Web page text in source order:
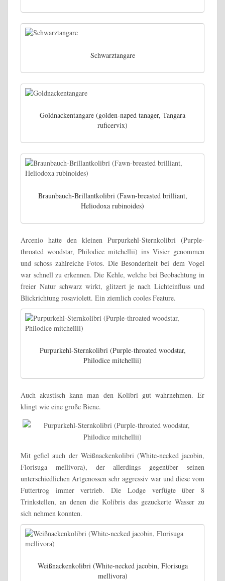
Schwarztangare
Goldnackentangare (golden-naped tanager, Tangara
ruficervix)
Braunbauch-Brillantkolibri (Fawn-breasted brilliant,
Heliodoxa rubinoides)
Arcenio hatte den kleinen Purpurkehl-Sternkolibri (Purple-
throated woodstar, Philodice mitchellii) ins Visier genommen
und schoss zahlreiche Fotos. Die Besonderheit bei dem Vogel
war schnell zu erkennen. Die Kehle, welche bei Beobachtung in
freier Natur schwarz wirkt, glitzert je nach Lichteinfluss und
Blickrichtung rosaviolett. Ein ziemlich cooles Feature.
Purpurkehl-Sternkolibri (Purple-throated woodstar,
Philodice mitchellii)
Auch akustisch kann man den Kolibri gut wahrnehmen. Er
klingt wie eine große Biene.
Mit gefiel auch der Weißnackenkolibri (White-necked jacobin,
Florisuga mellivora), der allerdings gegenüber seinen
unterschiedlichen Artgenossen sehr aggressiv war und diese vom
Futtertrog immer vertrieb. Die Lodge verfügte über 8
Trinkstellen, an denen die Kolibris das gezuckerte Wasser zu
sich nehmen konnten.
Weißnackenkolibri (White-necked jacobin, Florisuga
mellivora)